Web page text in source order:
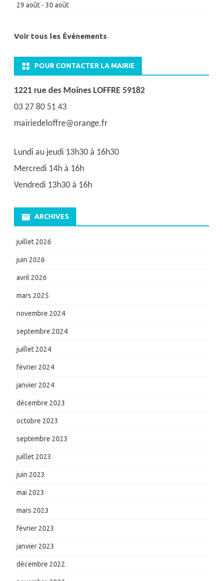
29 août - 30 août
Voir tous les Événements
POUR CONTACTER LA MAIRIE
1221 rue des Moines LOFFRE 59182
03 27 80 51 43
mairiedeloffre@orange.fr
Lundi au jeudi 13h30 à 16h30
Mercredi 14h à 16h
Vendredi 13h30 à 16h
ARCHIVES
juillet 2026
juin 2026
avril 2026
mars 2025
novembre 2024
septembre 2024
juillet 2024
février 2024
janvier 2024
décembre 2023
octobre 2023
septembre 2023
juillet 2023
juin 2023
mai 2023
mars 2023
février 2023
janvier 2023
décembre 2022